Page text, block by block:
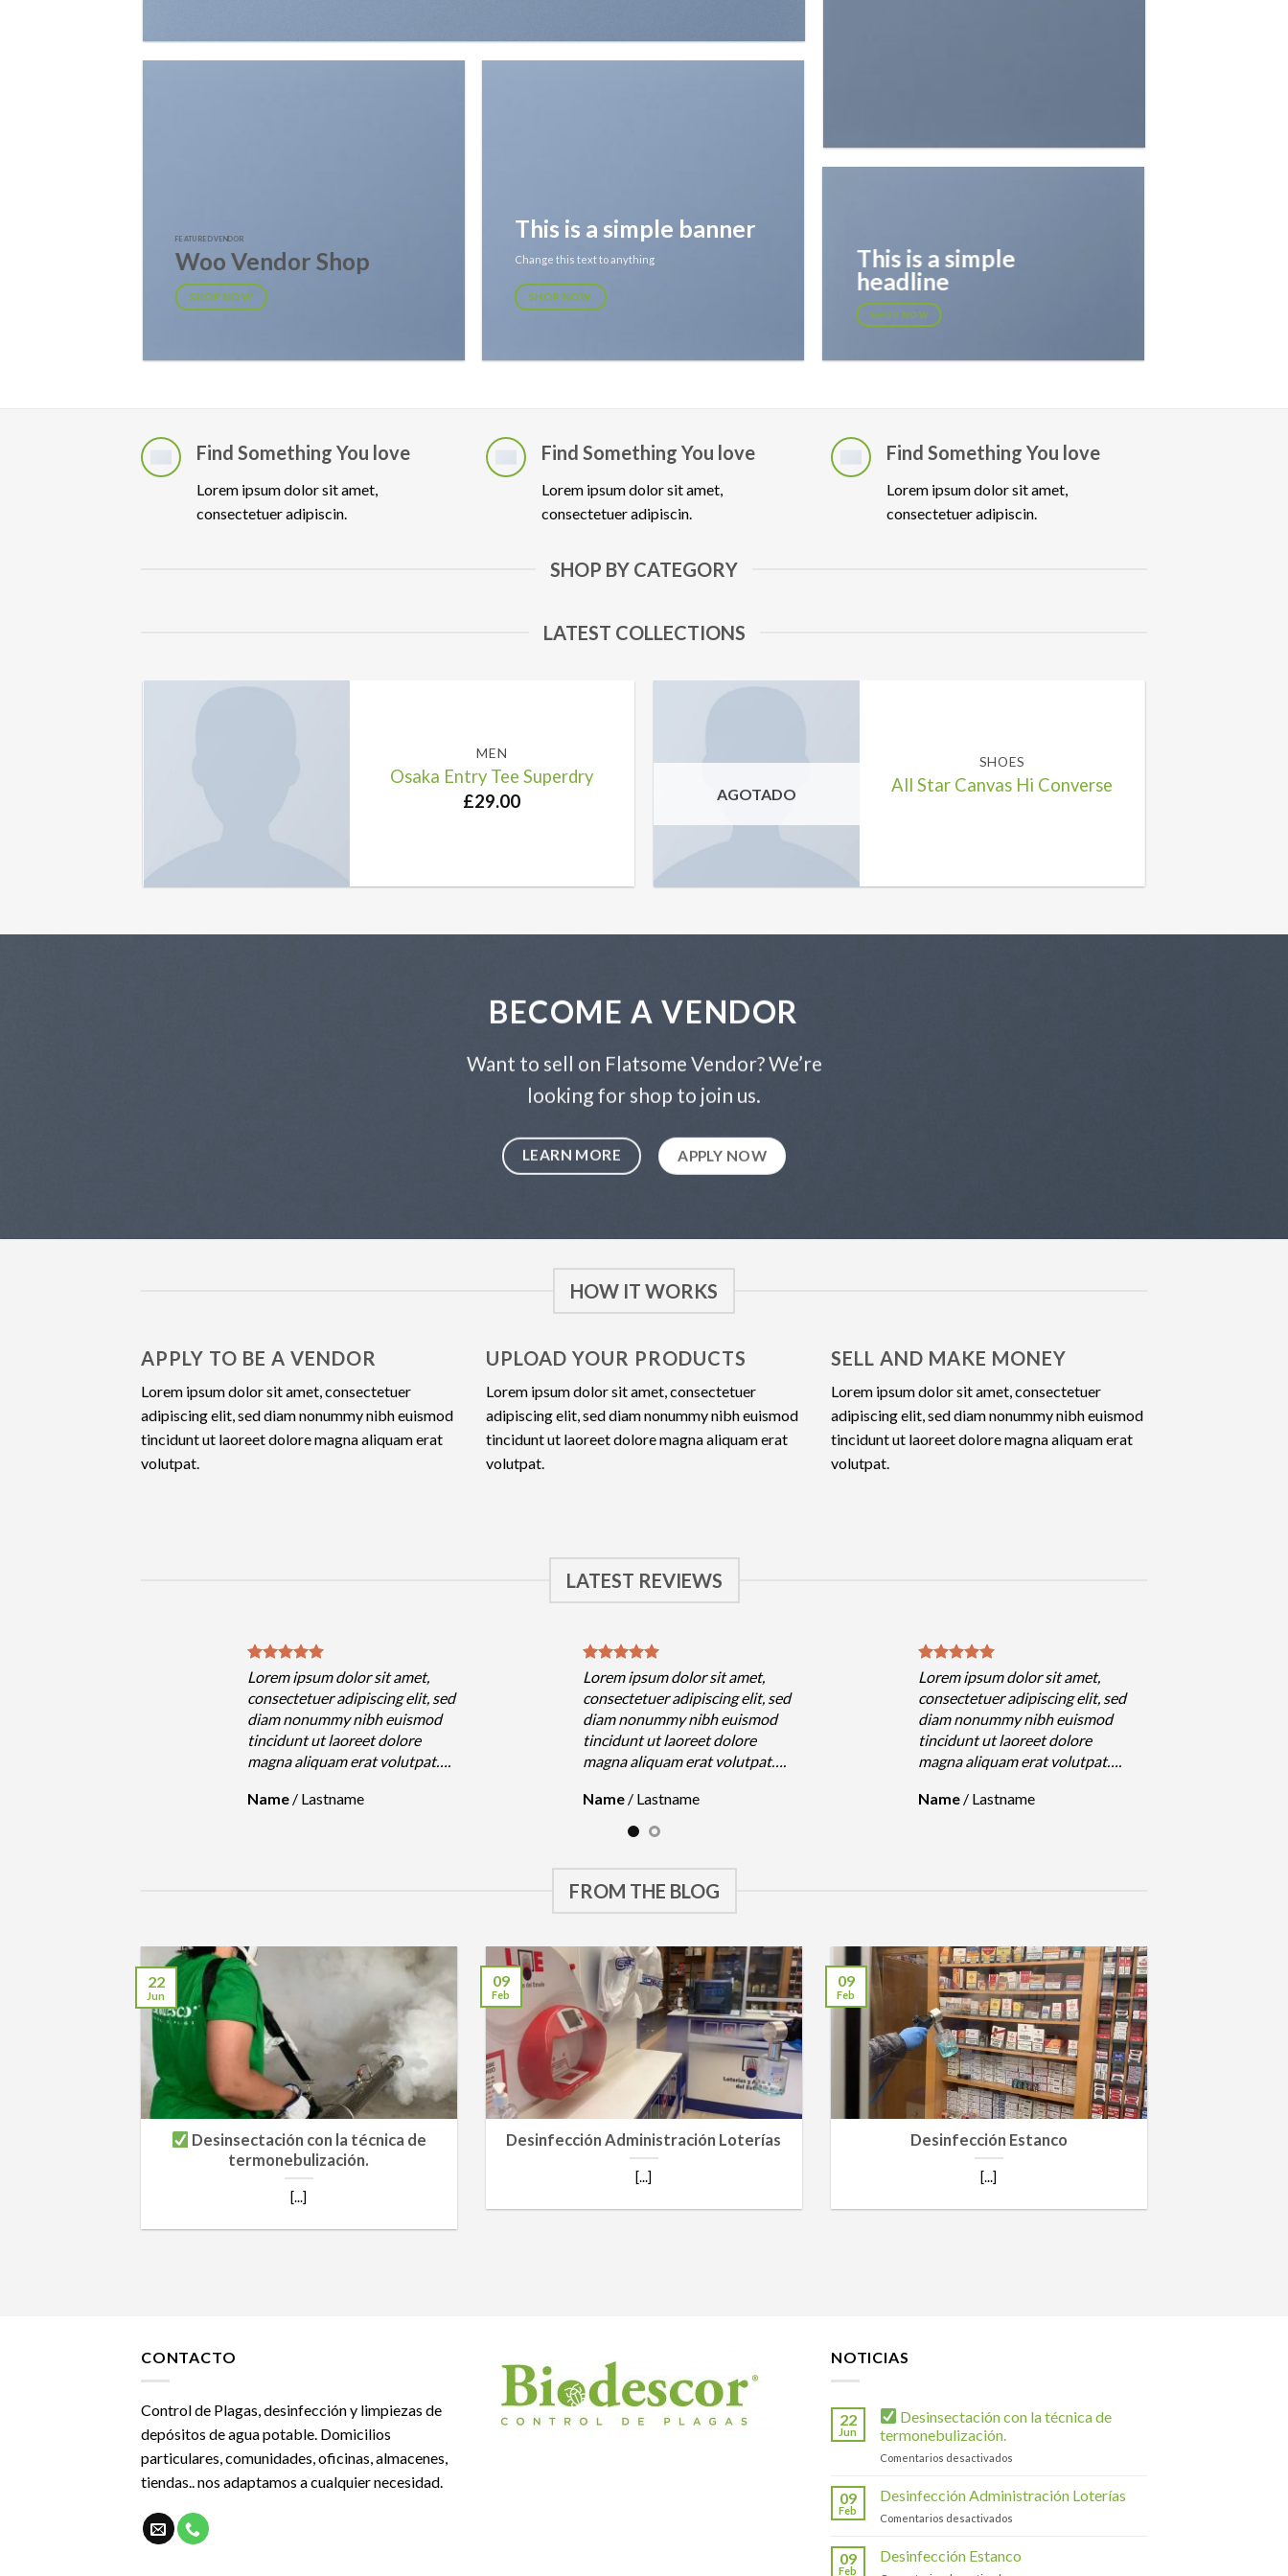
FEATURED VENDOR
Woo Vendor Shop
SHOP NOW
This is a simple banner
Change this text to anything
SHOP NOW
This is a simple
headline
SHOP NOW
Find Something You love
Lorem ipsum dolor sit amet,
consectetuer adipiscin.
Find Something You love
Lorem ipsum dolor sit amet,
consectetuer adipiscin.
Find Something You love
Lorem ipsum dolor sit amet,
consectetuer adipiscin.
SHOP BY CATEGORY
LATEST COLLECTIONS
MEN
Osaka Entry Tee Superdry
£29.00 AGOTADO
SHOES
All Star Canvas Hi Converse
BECOME A VENDOR
Want to sell on Flatsome Vendor? We’re
looking for shop to join us.
LEARN MORE APPLY NOW
HOW IT WORKS
APPLY TO BE A VENDOR
Lorem ipsum dolor sit amet, consectetuer
adipiscing elit, sed diam nonummy nibh euismod
tincidunt ut laoreet dolore magna aliquam erat
volutpat.
UPLOAD YOUR PRODUCTS
Lorem ipsum dolor sit amet, consectetuer
adipiscing elit, sed diam nonummy nibh euismod
tincidunt ut laoreet dolore magna aliquam erat
volutpat.
SELL AND MAKE MONEY
Lorem ipsum dolor sit amet, consectetuer
adipiscing elit, sed diam nonummy nibh euismod
tincidunt ut laoreet dolore magna aliquam erat
volutpat.
LATEST REVIEWS
Lorem ipsum dolor sit amet,
consectetuer adipiscing elit, sed
diam nonummy nibh euismod
tincidunt ut laoreet dolore
magna aliquam erat volutpat….
Name / Lastname
Lorem ipsum dolor sit amet,
consectetuer adipiscing elit, sed
diam nonummy nibh euismod
tincidunt ut laoreet dolore
magna aliquam erat volutpat….
Name / Lastname
Lorem ipsum dolor sit amet,
consectetuer adipiscing elit, sed
diam nonummy nibh euismod
tincidunt ut laoreet dolore
magna aliquam erat volutpat….
Name / Lastname
FROM THE BLOG
Desinsectación con la técnica de
termonebulización.
[...]
22
Jun
Desinfección Administración Loterías
[...]
09
Feb
Desinfección Estanco
[...]
09
Feb
CONTACTO
Control de Plagas, desinfección y limpiezas de
depósitos de agua potable. Domicilios
particulares, comunidades, oficinas, almacenes,
tiendas.. nos adaptamos a cualquier necesidad.
NOTICIAS
22
Jun
Desinsectación con la técnica de
termonebulización.
Comentarios desactivadosen
Desinsectación
con
la
de
09
Feb
Desinfección Administración Loterías
Comentarios desactivadosen
Loterías
09
Feb
Desinfección Estanco